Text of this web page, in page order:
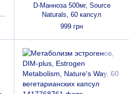
D-Манноза 500мг, Source
Naturals, 60 капсул
999 грн